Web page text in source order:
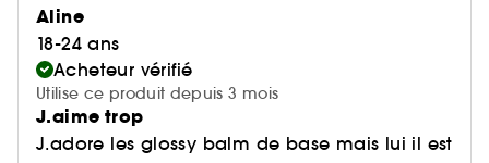
Aline
18-24 ans
Acheteur vérifié
Utilise ce produit depuis 3 mois
J.aime trop
J.adore les glossy balm de base mais lui il est